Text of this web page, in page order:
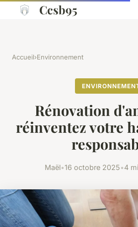
Ccsb95
Accueil›Environnement
Rénovation
réinventez votre
Maël•16 octobre 2025•4